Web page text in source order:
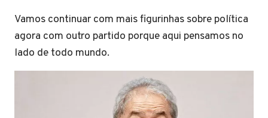
Vamos continuar com mais figurinhas sobre política
agora com outro partido porque aqui pensamos no
lado de todo mundo.